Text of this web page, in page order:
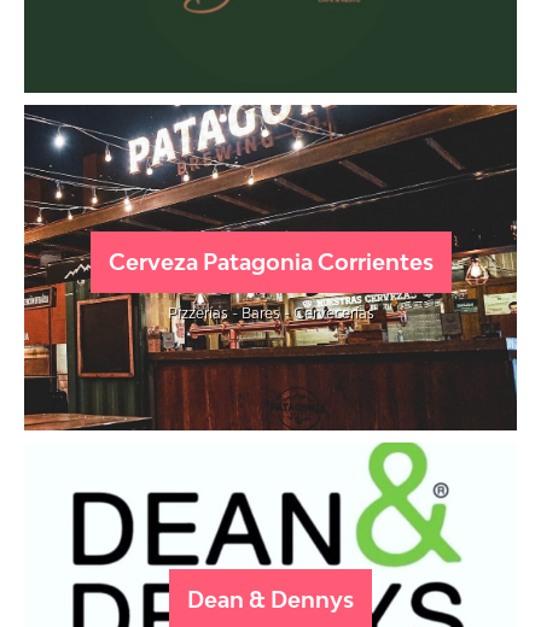
Cerveza Patagonia Corrientes
Pizzerías - Bares - Cervecerías
Dean & Dennys